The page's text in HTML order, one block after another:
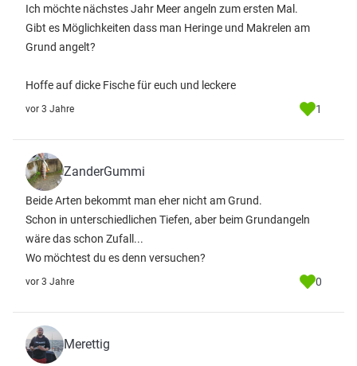
Ich möchte nächstes Jahr Meer angeln zum ersten Mal.
Gibt es Möglichkeiten dass man Heringe und Makrelen am
Grund angelt?
Hoffe auf dicke Fische für euch und leckere
vor 3 Jahre 1
ZanderGummi
Beide Arten bekommt man eher nicht am Grund.
Schon in unterschiedlichen Tiefen, aber beim Grundangeln
wäre das schon Zufall...
Wo möchtest du es denn versuchen?
vor 3 Jahre 0
Merettig